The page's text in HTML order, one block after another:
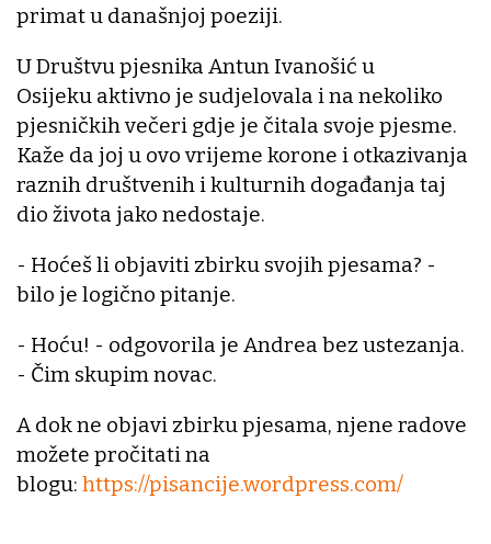
primat u današnjoj poeziji.
U Društvu pjesnika Antun Ivanošić u
Osijeku aktivno je sudjelovala i na nekoliko
pjesničkih večeri gdje je čitala svoje pjesme.
Kaže da joj u ovo vrijeme korone i otkazivanja
raznih društvenih i kulturnih događanja taj
dio života jako nedostaje.
- Hoćeš li objaviti zbirku svojih pjesama? -
bilo je logično pitanje.
- Hoću! - odgovorila je Andrea bez ustezanja.
- Čim skupim novac.
A dok ne objavi zbirku pjesama, njene radove
možete pročitati na
blogu: https://pisancije.wordpress.com/